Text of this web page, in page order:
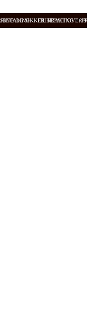
BETALING FRI FRAKT OVER
OG SIKKER BETALING